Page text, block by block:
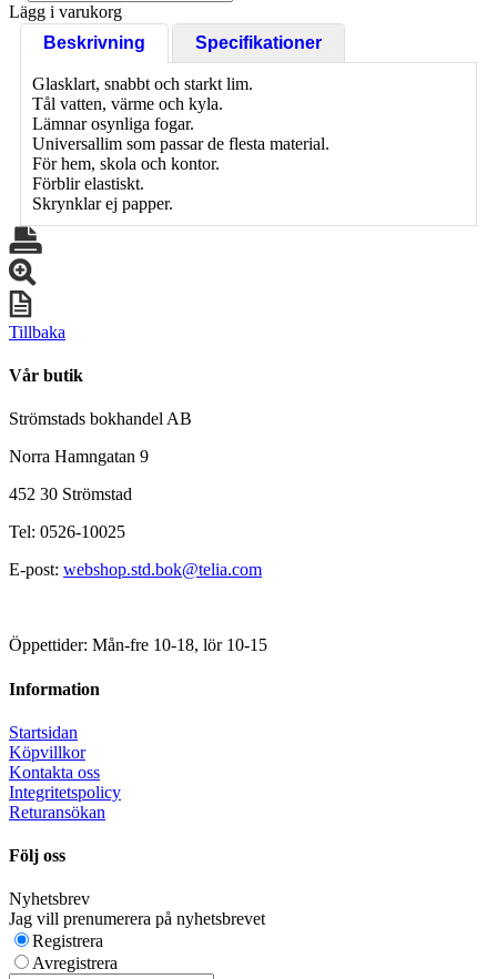
Lägg i varukorg
Beskrivning
Specifikationer
Glasklart, snabbt och starkt lim.
Tål vatten, värme och kyla.
Lämnar osynliga fogar.
Universallim som passar de flesta material.
För hem, skola och kontor.
Förblir elastiskt.
Skrynklar ej papper.
Tillbaka
Vår butik
Strömstads bokhandel AB
Norra Hamngatan 9
452 30 Strömstad
Tel: 0526-10025
E-post: webshop.std.bok@telia.com
Öppettider: Mån-fre 10-18, lör 10-15
Information
Startsidan
Köpvillkor
Kontakta oss
Integritetspolicy
Returansökan
Följ oss
Nyhetsbrev
Jag vill prenumerera på nyhetsbrevet
Registrera
Avregistrera